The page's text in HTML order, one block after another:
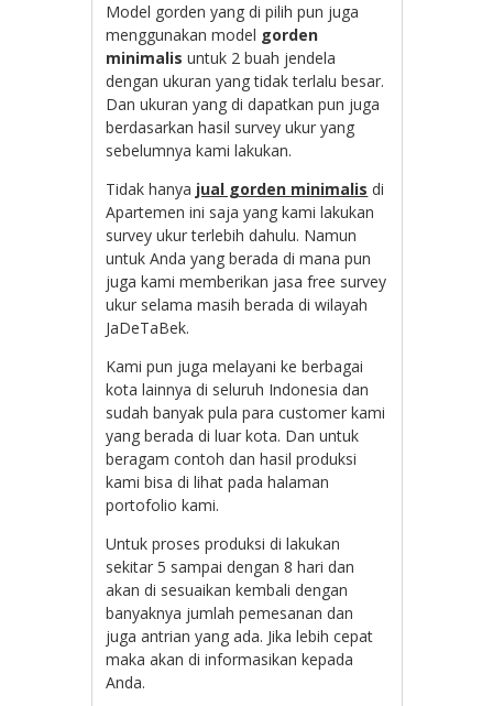
Model gorden yang di pilih pun juga
menggunakan model gorden
minimalis untuk 2 buah jendela
dengan ukuran yang tidak terlalu besar.
Dan ukuran yang di dapatkan pun juga
berdasarkan hasil survey ukur yang
sebelumnya kami lakukan.
Tidak hanya jual gorden minimalis di
Apartemen ini saja yang kami lakukan
survey ukur terlebih dahulu. Namun
untuk Anda yang berada di mana pun
juga kami memberikan jasa free survey
ukur selama masih berada di wilayah
JaDeTaBek.
Kami pun juga melayani ke berbagai
kota lainnya di seluruh Indonesia dan
sudah banyak pula para customer kami
yang berada di luar kota. Dan untuk
beragam contoh dan hasil produksi
kami bisa di lihat pada halaman
portofolio kami.
Untuk proses produksi di lakukan
sekitar 5 sampai dengan 8 hari dan
akan di sesuaikan kembali dengan
banyaknya jumlah pemesanan dan
juga antrian yang ada. Jika lebih cepat
maka akan di informasikan kepada
Anda.